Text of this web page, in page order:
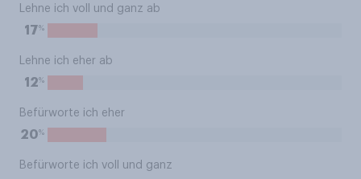
Lehne ich voll und ganz ab
17%
Lehne ich eher ab
12%
Befürworte ich eher
20%
Befürworte ich voll und ganz